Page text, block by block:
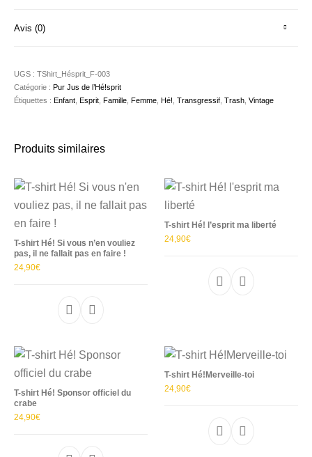
Avis (0)
UGS :TShirt_Hésprit_F-003
Catégorie :Pur Jus de l’Hé!sprit
Étiquettes :Enfant ,Esprit ,Famille ,Femme ,Hé! ,Transgressif ,Trash ,Vintage
Produits similaires
T-shirt Hé! Si vous n’en vouliez
pas, il ne fallait pas en faire !
24,90€
Ce produit a plusieurs variations. Les options
T-shirt Hé! l’esprit ma liberté
24,90€
Ce produit a
T-shirt Hé! Sponsor officiel du
crabe
24,90€
T-shirt Hé!Merveille-toi
24,90€
Ce produit a